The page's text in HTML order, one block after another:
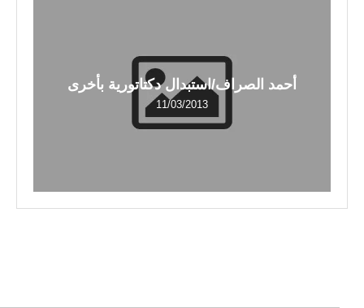
أحمد الصراف/استبدال دكتاتورية بأخرى
11/03/2013